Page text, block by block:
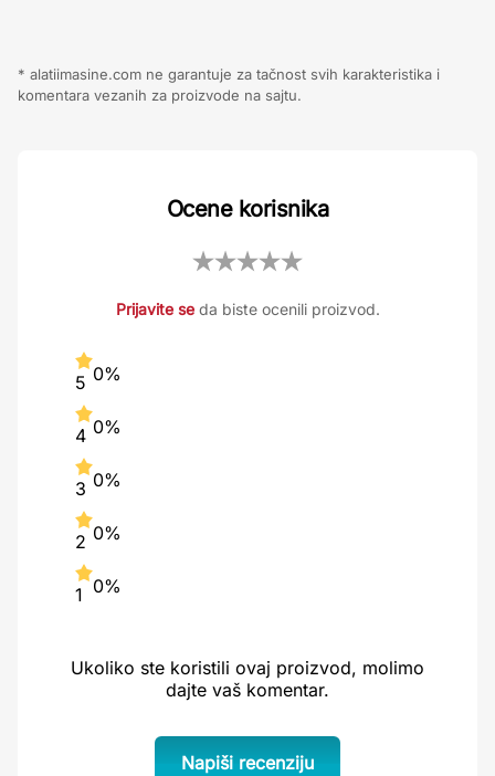
* alatiimasine.com ne garantuje za tačnost svih karakteristika i
komentara vezanih za proizvode na sajtu.
Ocene korisnika
Prijavite seda biste ocenili proizvod.
5 0%
4 0%
3 0%
2 0%
1 0%
Ukoliko ste koristili ovaj proizvod, molimo
dajte vaš komentar.
Napiši recenziju